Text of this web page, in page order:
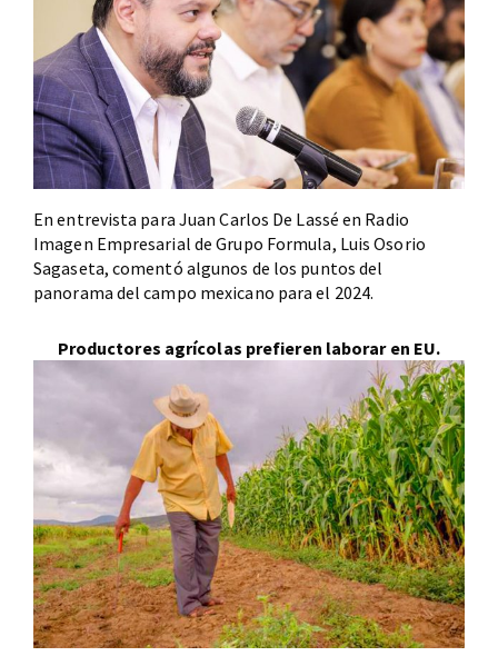
En entrevista para Juan Carlos De Lassé en Radio
Imagen Empresarial de Grupo Formula, Luis Osorio
Sagaseta, comentó algunos de los puntos del
panorama del campo mexicano para el 2024.
Productores agrícolas prefieren laborar en EU.